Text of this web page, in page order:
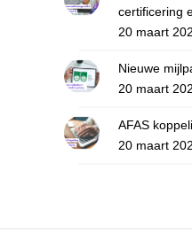
certificering
20 maart
Nieuwe
20 maart
AFAS
20 maart